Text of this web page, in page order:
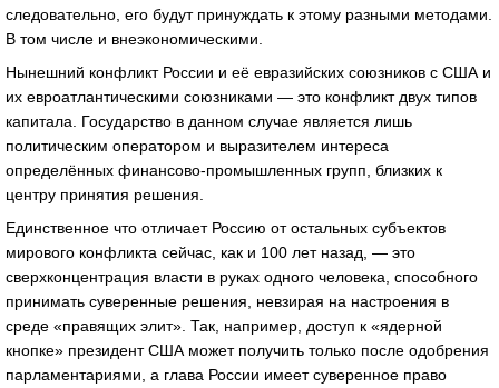
следовательно, его будут принуждать к этому разными методами.
В том числе и внеэкономическими.
Нынешний конфликт России и её евразийских союзников с США и
их евроатлантическими союзниками — это конфликт двух типов
капитала. Государство в данном случае является лишь
политическим оператором и выразителем интереса
определённых финансово-промышленных групп, близких к
центру принятия решения.
Единственное что отличает Россию от остальных субъектов
мирового конфликта сейчас, как и 100 лет назад, — это
сверхконцентрация власти в руках одного человека, способного
принимать суверенные решения, невзирая на настроения в
среде «правящих элит». Так, например, доступ к «ядерной
кнопке» президент США может получить только после одобрения
парламентариями, а глава России имеет суверенное право